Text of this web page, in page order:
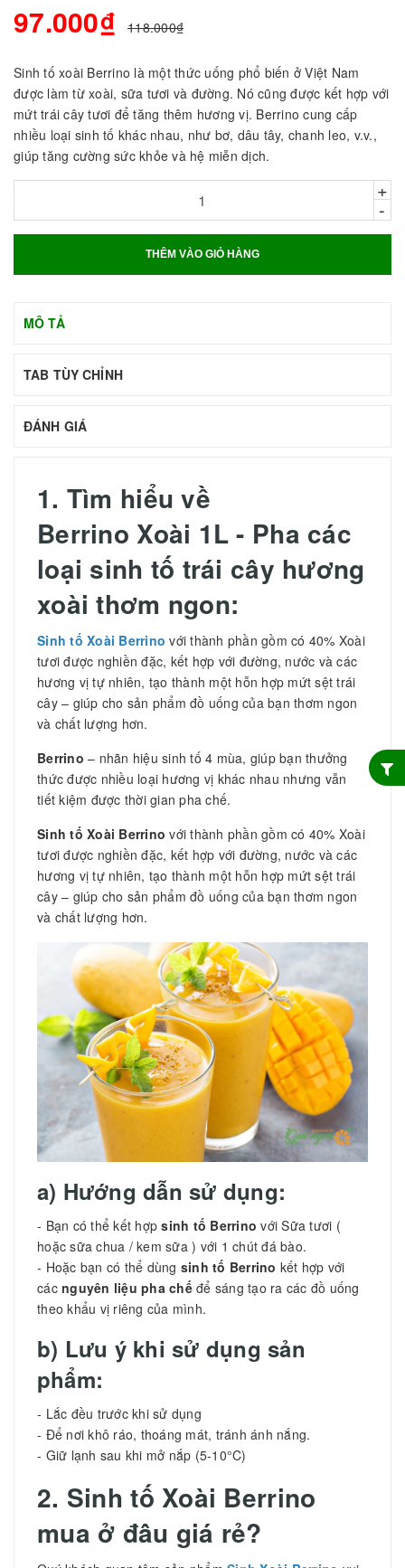
97.000₫ 118.000₫
Sinh tố xoài Berrino là một thức uống phổ biến ở Việt Nam
được làm từ xoài, sữa tươi và đường. Nó cũng được kết hợp với
mứt trái cây tươi để tăng thêm hương vị. Berrino cung cấp
nhiều loại sinh tố khác nhau, như bơ, dâu tây, chanh leo, v.v.,
giúp tăng cường sức khỏe và hệ miễn dịch.
+
-
THÊM VÀO GIỎ HÀNG
MÔ TẢ
TAB TÙY CHỈNH
ĐÁNH GIÁ
1. Tìm hiểu về
Berrino Xoài 1L - Pha các
loại sinh tố trái cây hương
xoài thơm ngon:
Sinh tố Xoài Berrino với thành phần gồm có 40% Xoài
tươi được nghiền đặc, kết hợp với đường, nước và các
hương vị tự nhiên, tạo thành một hỗn hợp mứt sệt trái
cây – giúp cho sản phẩm đồ uống của bạn thơm ngon
và chất lượng hơn.
Berrino – nhãn hiệu sinh tố 4 mùa, giúp bạn thưởng
thức được nhiều loại hương vị khác nhau nhưng vẫn
tiết kiệm được thời gian pha chế.
Sinh tố Xoài Berrinovới thành phần gồm có 40% Xoài
tươi được nghiền đặc, kết hợp với đường, nước và các
hương vị tự nhiên, tạo thành một hỗn hợp mứt sệt trái
cây – giúp cho sản phẩm đồ uống của bạn thơm ngon
và chất lượng hơn.
a) Hướng dẫn sử dụng:
- Bạn có thể kết hợpsinh tố Berrino với Sữa tươi (
hoặc sữa chua / kem sữa ) với 1 chút đá bào.
- Hoặc bạn có thể dùng sinh tố Berrino kết hợp với
các nguyên liệu pha chếđể sáng tạo ra các đồ uống
theo khẩu vị riêng của mình.
b) Lưu ý khi sử dụng sản
phẩm:
- Lắc đều trước khi sử dụng
- Để nơi khô ráo, thoáng mát, tránh ánh nắng.
- Giữ lạnh sau khi mở nắp (5-10°C)
2. Sinh tố Xoài Berrino
mua ở đâu giá rẻ?